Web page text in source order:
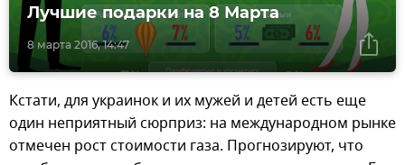
8 марта 2016, 14:47
Лучшие подарки на 8 Марта
Кстати, для украинок и их мужей и детей есть еще
один неприятный сюрприз: на международном рынке
отмечен рост стоимости газа. Прогнозируют, что